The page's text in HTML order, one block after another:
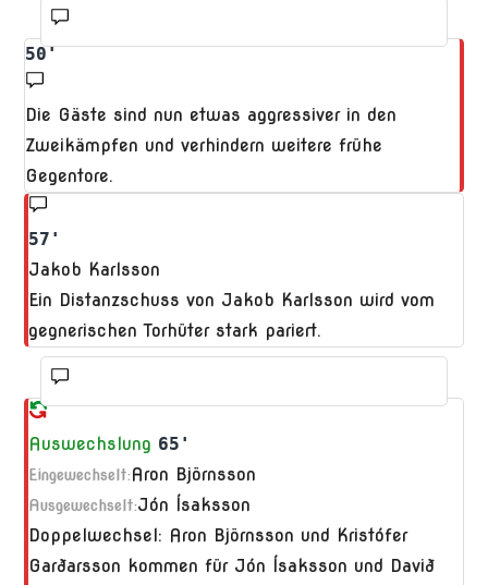
50'
Die Gäste sind nun etwas aggressiver in den
Zweikämpfen und verhindern weitere frühe
Gegentore.
57'
Jakob Karlsson
Ein Distanzschuss von Jakob Karlsson wird vom
gegnerischen Torhüter stark pariert.
Auswechslung 65'
Eingewechselt:Aron Björnsson
Ausgewechselt:Jón Ísaksson
Doppelwechsel: Aron Björnsson und Kristófer
Garðarsson kommen für Jón Ísaksson und Davið